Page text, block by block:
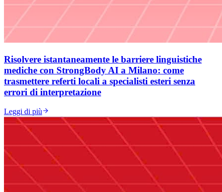
Risolvere istantaneamente le barriere linguistiche
mediche con StrongBody AI a Milano: come
trasmettere referti locali a specialisti esteri senza
errori di interpretazione
Leggi di più